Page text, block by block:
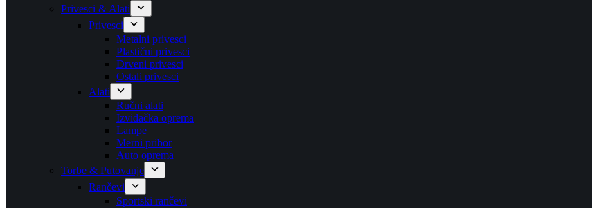
Privesci & Alati
Privesci
Metalni privesci
Plastični privesci
Drveni privesci
Ostali privesci
Alati
Ručni alati
Izviđačka oprema
Lampe
Merni pribor
Auto oprema
Torbe & Putovanje
Rančevi
Sportski rančevi